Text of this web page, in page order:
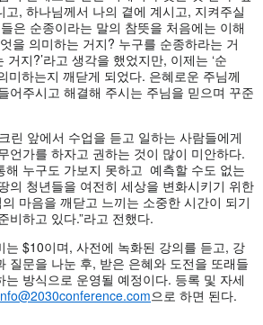
고, 하나님께서 나의 곁에 계시고, 지켜주실
은 순종이라는 말의 참뜻을 처음에는 이해
을 의미하는 거지? 누구를 순종하라는 거
지?’라고 생각을 했었지만, 이제는 ‘순
미하는지 깨닫게 되었다. 은혜로운 주님께
어주시고 해결해 주시는 주님을 믿으며 꾸준
린 앞에서 수업을 듣고 일하는 사람들에게
언가를 하자고 권하는 것이 많이 미안하다.
해 누구도 가보지 못하고 예측할 수도 없는
의 청년들을 여전히 세상을 변화시키기 위한
마음을 깨닫고 느끼는 소중한 시간이 되기
비하고 있다.”라고 전했다.
는 $10이며, 사전에 녹화된 강의를 듣고, 강
질문을 나눈 후, 받은 은혜와 도전을 또래들
는 방식으로 운영될 예정이다. 등록 및 자세
으로 하면 된다.